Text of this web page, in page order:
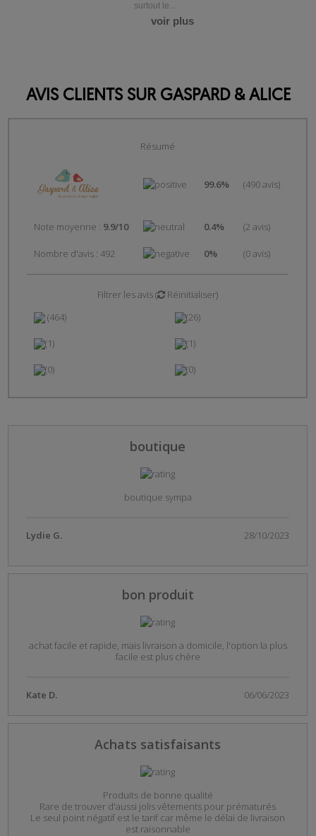
surtout le...
voir plus
AVIS CLIENTS SUR GASPARD & ALICE
Résumé
99.6% (490 avis)
Note moyenne : 9.9/10 0.4% (2 avis)
Nombre d'avis : 492 0% (0 avis)
Filtrer les avis( Réinitialiser)
(464)
(26)
(1) (1)
(0) (0)
boutique
boutique sympa
Lydie G. 28/10/2023
bon produit
achat facile et rapide, mais livraison a domicile, l'option la plus
facile est plus chère
Kate D. 06/06/2023
Achats satisfaisants
Produits de bonne qualité
Rare de trouver d'aussi jolis vêtements pour prématurés
Le seul point négatif est le tarif car même le délai de livraison
est raisonnable